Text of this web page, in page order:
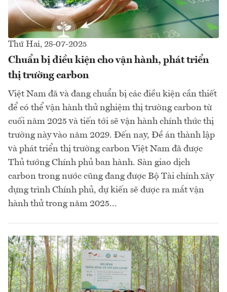
Thứ Hai, 28-07-2025
Chuẩn bị điều kiện cho vận hành, phát triển
thị trường carbon
Việt Nam đã và đang chuẩn bị các điều kiện cần thiết
để có thể vận hành thử nghiệm thị trường carbon từ
cuối năm 2025 và tiến tới sẽ vận hành chính thức thị
trường này vào năm 2029. Đến nay, Đề án thành lập
và phát triển thị trường carbon Việt Nam đã được
Thủ tướng Chính phủ ban hành. Sàn giao dịch
carbon trong nước cũng đang được Bộ Tài chính xây
dựng trình Chính phủ, dự kiến sẽ được ra mắt vận
hành thử trong năm 2025...